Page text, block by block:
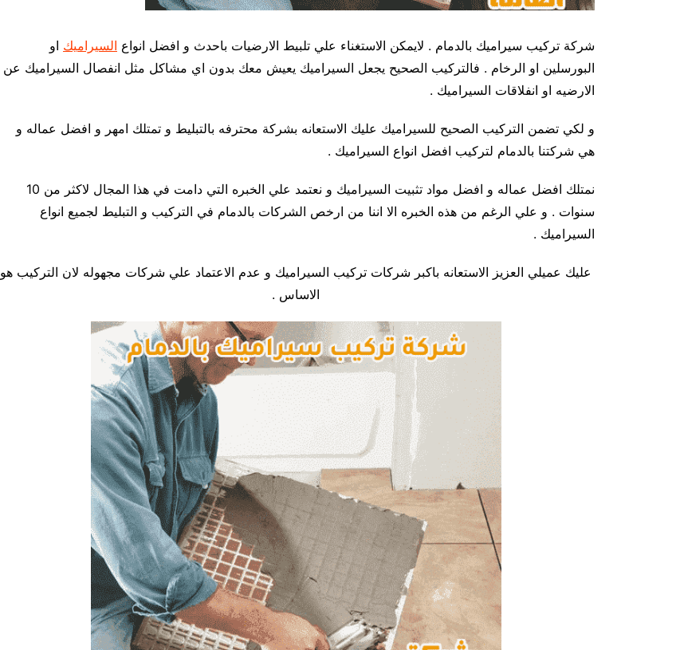
شركة تركيب سيراميك بالدمام . لايمكن الاستغناء علي تلبيط الارضيات باحدث و افضل انواع السيراميك او
البورسلين او الرخام . فالتركيب الصحيح يجعل السيراميك يعيش معك بدون اي مشاكل مثل انفصال السيراميك عن
الارضيه او انفلاقات السيراميك .
و لكي تضمن التركيب الصحيح للسيراميك عليك الاستعانه بشركة محترفه بالتبليط و تمتلك امهر و افضل عماله و
هي شركتنا بالدمام لتركيب افضل انواع السيراميك .
نمتلك افضل عماله و افضل مواد تثبيت السيراميك و نعتمد علي الخبره التي دامت في هذا المجال لاكثر من 10
سنوات . و علي الرغم من هذه الخبره الا اننا من ارخص الشركات بالدمام في التركيب و التبليط لجميع انواع
السيراميك .
عليك عميلي العزيز الاستعانه باكبر شركات تركيب السيراميك و عدم الاعتماد علي شركات مجهوله لان التركيب هو
الاساس .